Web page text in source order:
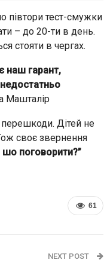
півтори тест-смужки
– до 20-ти в день.
стояти в чергах.
наш гарант,
Машталір
Дітей не
своє звернення
поговорити?”
61
NEXT POST